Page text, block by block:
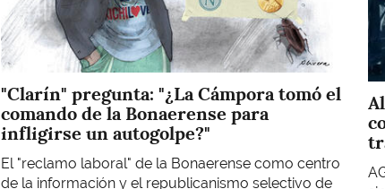
"Clarín" pregunta: "¿La Cámpora tomó el
comando de la Bonaerense para
infligirse un autogolpe?"
El "reclamo laboral" de la Bonaerense como centro
de la información y el republicanismo selectivo de